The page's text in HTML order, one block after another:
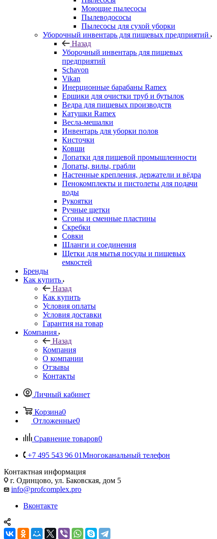
Моющие пылесосы
Пылеводососы
Пылесосы для сухой уборки
Уборочный инвентарь для пищевых предприятий
Назад
Уборочный инвентарь для пищевых
предприятий
Schavon
Vikan
Инерционные барабаны Ramex
Ершики для очистки труб и бутылок
Ведра для пищевых производств
Катушки Ramex
Весла-мешалки
Инвентарь для уборки полов
Кисточки
Ковши
Лопатки для пищевой промышленности
Лопаты, вилы, грабли
Настенные крепления, держатели и вёдра
Пенокомплекты и пистолеты для подачи
воды
Рукоятки
Ручные щетки
Сгоны и сменные пластины
Скребки
Совки
Шланги и соединения
Щетки для мытья посуды и пищевых
емкостей
Бренды
Как купить
Назад
Как купить
Условия оплаты
Условия доставки
Гарантия на товар
Компания
Назад
Компания
О компании
Отзывы
Контакты
Личный кабинет
Корзина0
Отложенные0
Сравнение товаров0
+7 495 543 96 01Многоканальный телефон
Контактная информация
г. Одинцово, ул. Баковская, дом 5
info@profcomplex.pro
Вконтакте